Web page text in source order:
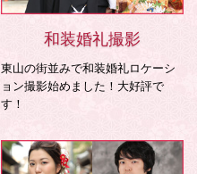
和装婚礼撮影
東山の街並みで和装婚礼ロケーシ
ョン撮影始めました！大好評で
す！